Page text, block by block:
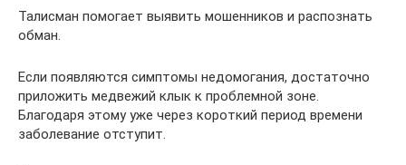
Талисман помогает выявить мошенников и распознать
обман.
Если появляются симптомы недомогания, достаточно
приложить медвежий клык к проблемной зоне.
Благодаря этому уже через короткий период времени
заболевание отступит.